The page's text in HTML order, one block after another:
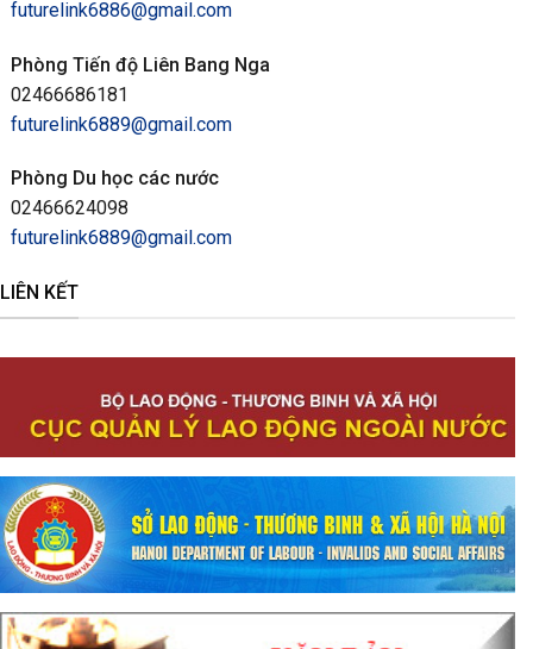
futurelink6886@gmail.com
Phòng Tiến độ Liên Bang Nga
02466686181
futurelink6889@gmail.com
Phòng Du học các nước
02466624098
futurelink6889@gmail.com
LIÊN KẾT